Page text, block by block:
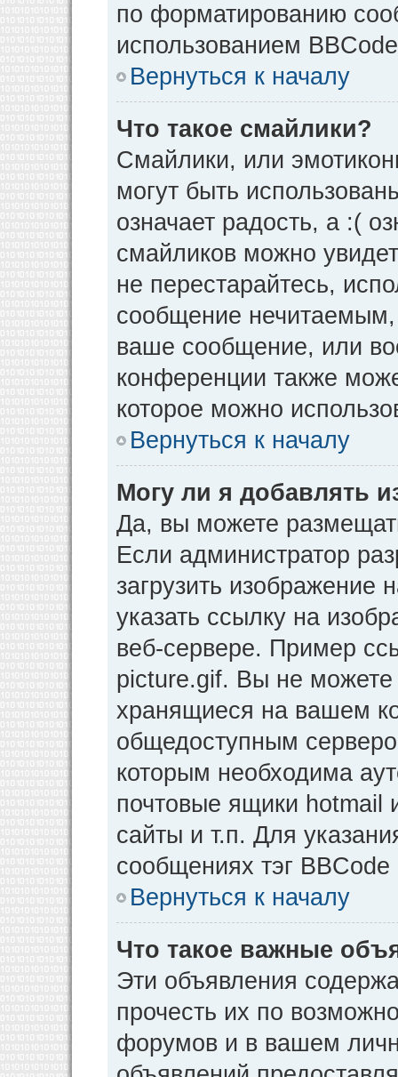
по форматированию
использованием
Вернуться к началу
Что такое смайлики?
Смайлики, или
могут быть
означает радость, а :(
смайликов можно
не перестарайтесь,
сообщение нечитаемым,
ваше сообщение, или
конференции также
которое можно
Вернуться к началу
Могу ли я добавлять
Да, вы можете
Если администратор
загрузить
указать ссылку на
веб-сервере. Пример
picture.gif. Вы не можете
хранящиеся на вашем
общедоступным
которым необходима
почтовые ящики
сайты и т.п. Для
сообщениях тэг BBCode
Вернуться к началу
Что такое важные
Эти объявления
прочесть их по
форумов и в вашем